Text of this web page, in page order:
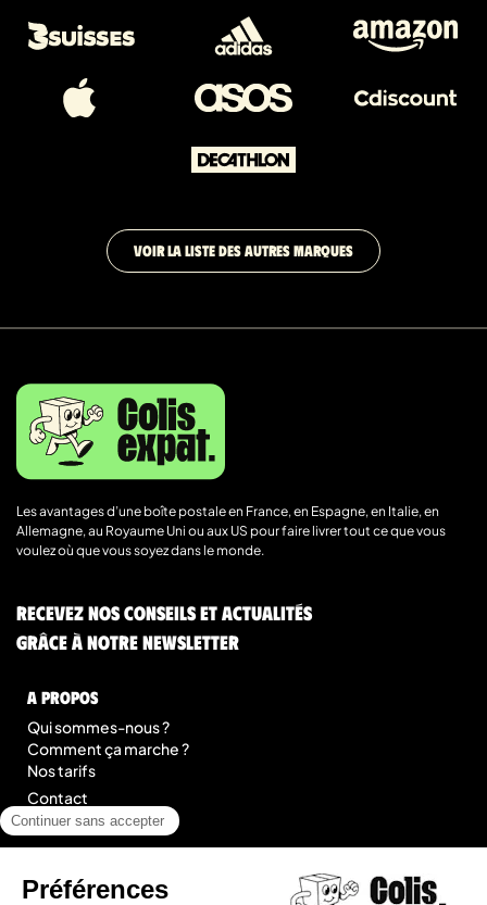
VOIR LA LISTE DES AUTRES MARQUES
Les avantages d’une boîte postale en France, en Espagne, en Italie, en
Allemagne, au Royaume Uni ou aux US pour faire livrer tout ce que vous
voulez où que vous soyez dans le monde.
Recevez nos conseils et actualités
grâce à notre newsletter
A Propos
Qui sommes-nous ?
Comment ça marche ?
Nos tarifs
Contact
Blog
légal